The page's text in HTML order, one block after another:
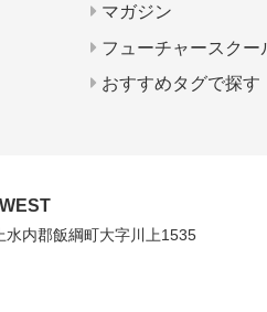
マガジン
フューチャースクー
おすすめタグで探す
水内郡飯綱町大字川上1535